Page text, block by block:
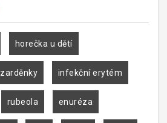
horečka u dětí
zarděnky infekční erytém
rubeola enuréza